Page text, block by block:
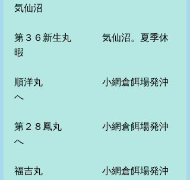
気仙沼
第３６新生丸　　　 気仙沼。夏季休
暇
順洋丸　　　　　 　小網倉餌場発沖
へ
第２８鳳丸　　　　 小網倉餌場発沖
へ
福吉丸　　　　　　 小網倉餌場発沖